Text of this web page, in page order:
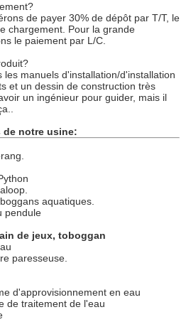
de payer 30% de dépôt par T/T, le
chargement. Pour la grande
le paiement par L/C.
les manuels d'installation/d'installation
et un dessin de construction très
un ingénieur pour guider, mais il
notre usine:
aquatiques.
pendule
de jeux, toboggan
paresseuse.
d'approvisionnement en eau
de traitement de l'eau